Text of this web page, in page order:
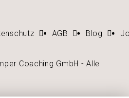
AGB Blog
Coaching GmbH - Alle